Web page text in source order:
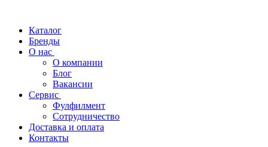
Каталог
Бренды
О нас
О компании
Блог
Вакансии
Сервис
Фулфилмент
Сотрудничество
Доставка и оплата
Контакты